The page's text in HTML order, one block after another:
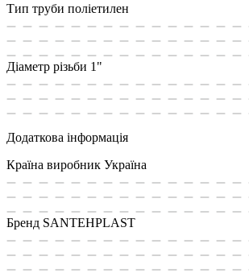
Тип труби поліетилен
Діаметр різьби 1"
Додаткова інформація
Країна виробник Україна
Бренд SANTEHPLAST